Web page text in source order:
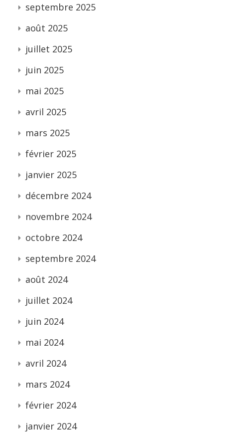
septembre 2025
août 2025
juillet 2025
juin 2025
mai 2025
avril 2025
mars 2025
février 2025
janvier 2025
décembre 2024
novembre 2024
octobre 2024
septembre 2024
août 2024
juillet 2024
juin 2024
mai 2024
avril 2024
mars 2024
février 2024
janvier 2024